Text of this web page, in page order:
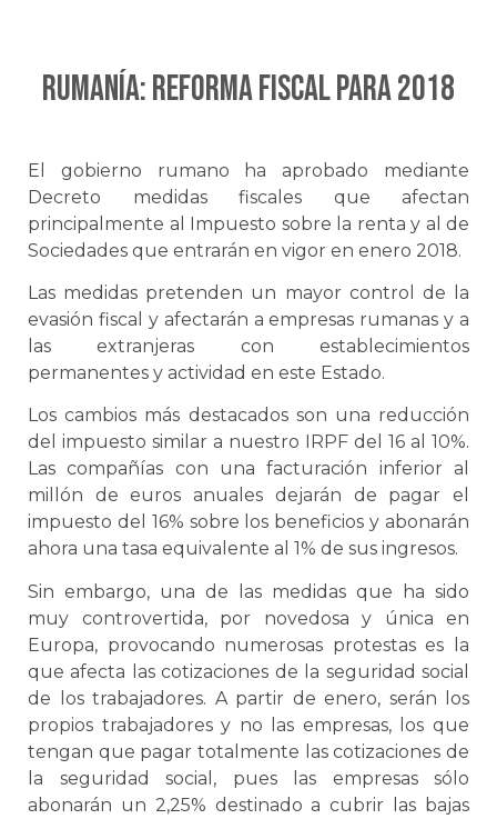
RUMANÍA: Reforma fiscal para 2018
El gobierno rumano ha aprobado mediante
Decreto medidas fiscales que afectan
principalmente al Impuesto sobre la renta y al de
Sociedades que entrarán en vigor en enero 2018.
Las medidas pretenden un mayor control de la
evasión fiscal y afectarán a empresas rumanas y a
las extranjeras con establecimientos
permanentes y actividad en este Estado.
Los cambios más destacados son una reducción
del impuesto similar a nuestro IRPF del 16 al 10%.
Las compañías con una facturación inferior al
millón de euros anuales dejarán de pagar el
impuesto del 16% sobre los beneficios y abonarán
ahora una tasa equivalente al 1% de sus ingresos.
Sin embargo, una de las medidas que ha sido
muy controvertida, por novedosa y única en
Europa, provocando numerosas protestas es la
que afecta las cotizaciones de la seguridad social
de los trabajadores. A partir de enero, serán los
propios trabajadores y no las empresas, los que
tengan que pagar totalmente las cotizaciones de
la seguridad social, pues las empresas sólo
abonarán un 2,25% destinado a cubrir las bajas